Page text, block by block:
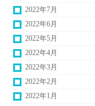
2022年7月
2022年6月
2022年5月
2022年4月
2022年3月
2022年2月
2022年1月